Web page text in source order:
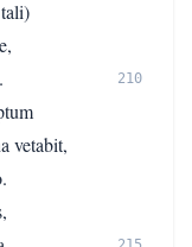
210
vetabit,